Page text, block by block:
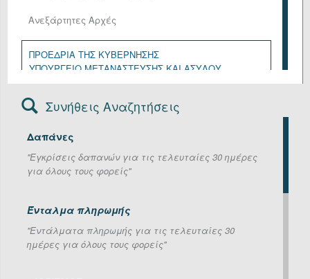
Ανεξάρτητες Αρχές
ΠΡΟΕΔΡΙΑ ΤΗΣ ΚΥΒΕΡΝΗΣΗΣ
ΥΠΟΥΡΓΕΙΟ ΜΕΤΑΝΑΣΤΕΥΣΗΣ ΚΑΙ ΑΣΥΛΟΥ
ΥΠΟΥΡΓΕΙΟ ΑΓΡΟΤΙΚΗΣ ΑΝΑΠΤΥΞΗΣ ΚΑΙ ΤΡΟΦΙΜΩΝ
ΥΠΟΥΡΓΕΙΟ ΑΝΑΠΤΥΞΗΣ
ΥΠΟΥΡΓΕΙΟ ΔΙΚΑΙΟΣΥΝΗΣ
ΥΠΟΥΡΓΕΙΟ ΕΞΩΤΕΡΙΚΩΝ
ΥΠΟΥΡΓΕΙΟ ΕΡΓΑΣΙΑΣ ΚΑΙ ΚΟΙΝΩΝΙΚΗΣ ΑΣΦΑΛΙΣΗΣ
ΥΠΟΥΡΓΕΙΟ ΕΣΩΤΕΡΙΚΩΝ
ΥΠΟΥΡΓΕΙΟ ΚΛΙΜΑΤΙΚΗΣ ΚΡΙΣΗΣ ΚΑΙ ΠΟΛΙΤΙΚΗΣ
ΥΠΟΥΡΓΕΙΟ ΚΟΙΝΩΝΙΚΗΣ ΣΥΝΟΧΗΣ ΚΑΙ
ΟΙΚΟΓΕΝΕΙΑΣ
ΥΠΟΥΡΓΕΙΟ ΝΑΥΤΙΛΙΑΣ ΚΑΙ ΝΗΣΙΩΤΙΚΗΣ ΠΟΛΙΤΙΚΗΣ
ΥΠΟΥΡΓΕΙΟ ΟΙΚΟΝΟΜΙΚΩΝ
Συνήθεις Αναζητήσεις
Δαπάνες
''Εγκρίσεις δαπανών για τις τελευταίες 30 ημέρες
για όλους τους φορείς''
Ένταλμα πληρωμής
''Εντάλματα πληρωμής για τις τελευταίες 30
ημέρες για όλους τους φορείς''